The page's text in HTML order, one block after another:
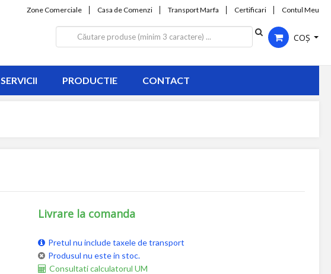
Zone Comerciale Casa de Comenzi Transport Marfa Certificari Contul Meu
COȘ
SERVICII PRODUCTIE CONTACT
Livrare la comanda
Pretul nu include taxele de transport
Produsul nu este in stoc.
Consultati calculatorul UM